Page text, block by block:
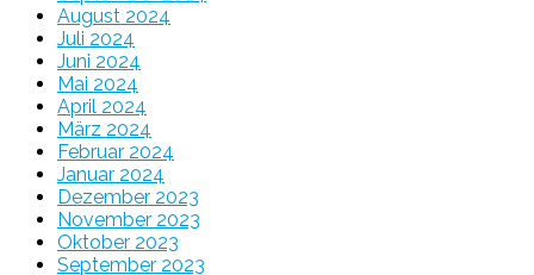
August 2024
Juli 2024
Juni 2024
Mai 2024
April 2024
März 2024
Februar 2024
Januar 2024
Dezember 2023
November 2023
Oktober 2023
September 2023